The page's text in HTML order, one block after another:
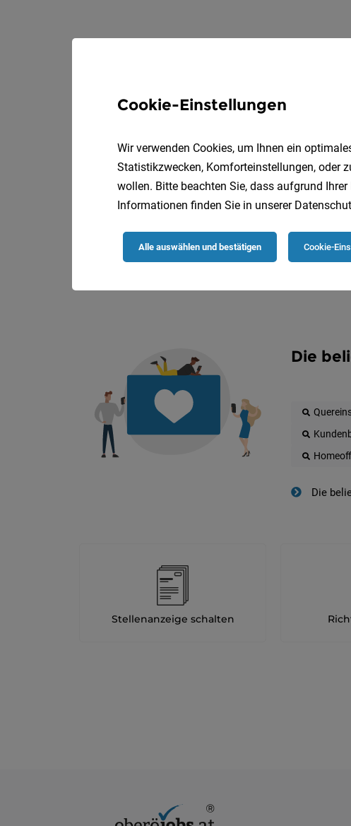
Die
Die
Stellenanzeige schalten
Cookie-Einstellungen
Wir verwenden Cookies, um Ihnen ein
Statistikzwecken, Komforteinstellungen, oder
wollen. Bitte beachten Sie, dass aufgrund
Informationen finden Sie in unserer
Alle auswählen und bestätigen Cookie-